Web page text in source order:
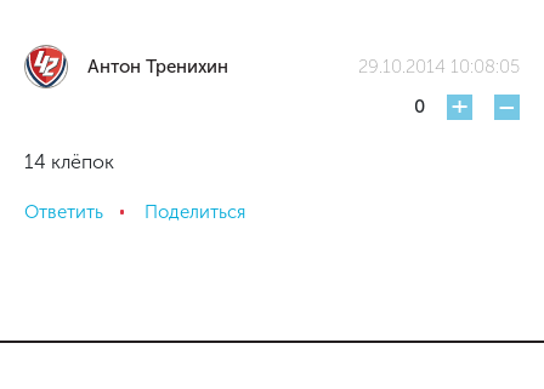
Антон Тренихин
29.10.2014 10:08:05
0
+ -
14 клёпок
Ответить Поделиться